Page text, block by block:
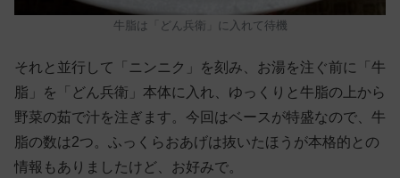
牛脂は「どん兵衛」に入れて待機
それと並行して「ニンニク」を刻み、お湯を注ぐ前に「牛
脂」を「どん兵衛」本体に入れ、ゆっくりと牛脂の上から
野菜の茹で汁を注ぎます。今回はベースが特盛なので、牛
脂の数は2つ。ふっくらおあげは抜いたほうが本格的との
情報もありましたけど、お好みで。